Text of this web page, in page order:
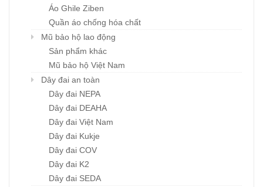
Áo Ghile Ziben
Quần áo chống hóa chất
Mũ bảo hộ lao động
Sản phẩm khác
Mũ bảo hộ Việt Nam
Dây đai an toàn
Dây đai NEPA
Dây đai DEAHA
Dây đai Việt Nam
Dây đai Kukje
Dây đai COV
Dây đai K2
Dây đai SEDA